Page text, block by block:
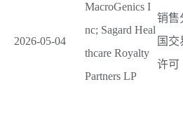
2026-05-04
MacroGenics I
nc; Sagard Heal
thcare Royalty
Partners LP
销售
国交
许可